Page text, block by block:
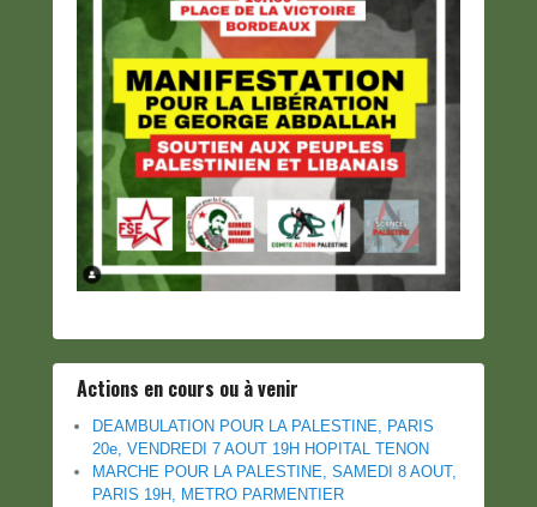
Actions en cours ou à venir
DEAMBULATION POUR LA PALESTINE, PARIS
20e, VENDREDI 7 AOUT 19H HOPITAL TENON
MARCHE POUR LA PALESTINE, SAMEDI 8 AOUT,
PARIS 19H, METRO PARMENTIER